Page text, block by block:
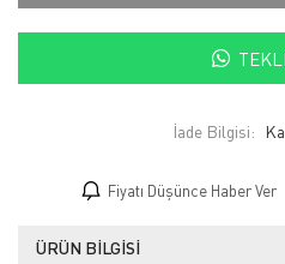
İade Bilgisi:
Fiyatı Düşünce Haber Ver
ÜRÜN BILGISI